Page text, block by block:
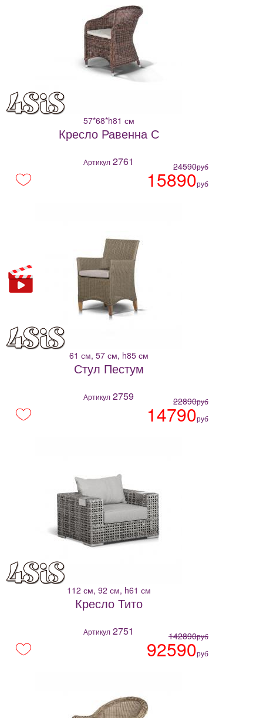
57*68*h81 см
Кресло Равенна С
Артикул 2761 24590руб
15890руб
61 см, 57 см, h85 см
Стул Пестум
Артикул 2759 22890руб
14790руб
112 см, 92 см, h61 см
Кресло Тито
Артикул 2751 142890руб
92590руб